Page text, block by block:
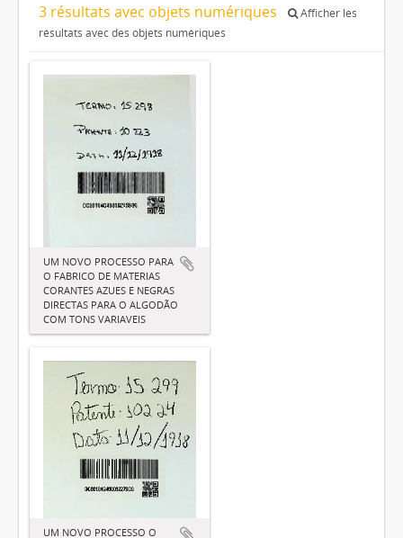
3 résultats avec objets numériques
Afficher les
résultats avec des objets numériques
UM NOVO PROCESSO PARA
O FABRICO DE MATERIAS
CORANTES AZUES E NEGRAS
DIRECTAS PARA O ALGODÃO
COM TONS VARIAVEIS
UM NOVO PROCESSO O